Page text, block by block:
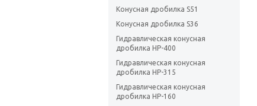
Конусная дробилка S51
Конусная дробилка S36
Гидравлическая конусная
дробилка HP-400
Гидравлическая конусная
дробилка HP-315
Гидравлическая конусная
дробилка HP-160